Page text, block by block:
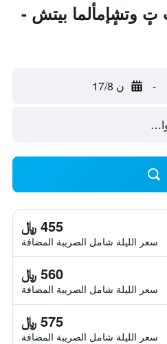
وتشٕإمألما بيتش -
- ن 17/8
455 ﷼
سعر الليلة شامل الصريبة المضافة
560 ﷼
سعر الليلة شامل الصريبة المضافة
575 ﷼
سعر الليلة شامل الصريبة المضافة